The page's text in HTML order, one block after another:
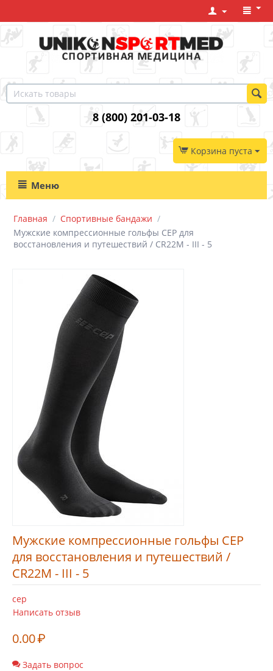
8 (800) 201-03-18
Корзина пуста
Меню
Главная / Спортивные бандажи /
Мужские компрессионные гольфы CEP для
восстановления и путешествий / CR22M - III - 5
Мужские компрессионные гольфы CEP
для восстановления и путешествий /
CR22M - III - 5
cep
Написать отзыв
0.00₽
Задать вопрос